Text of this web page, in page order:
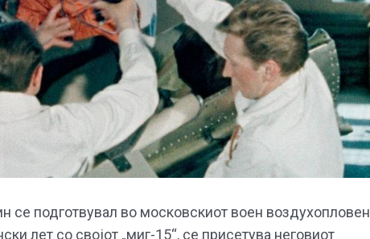
се подготвувал во московскиот воен воздухопловен
лет со својот „миг-15“, се присетува неговиот